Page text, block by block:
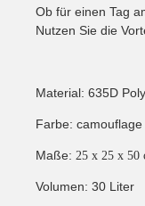
Ob für einen Tag
Nutzen Sie die
Material: 635D
Farbe: camouflage
Maße: 25 x 25 x 50
Volumen: 30 Liter